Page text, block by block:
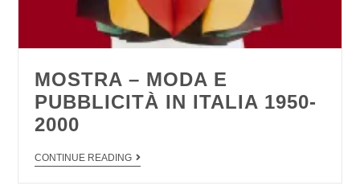
MOSTRA – MODA E
PUBBLICITÀ IN ITALIA 1950-
2000
CONTINUE READING